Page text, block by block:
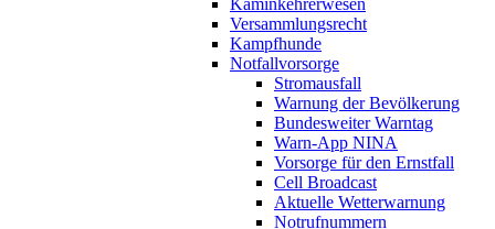
Kaminkehrerwesen
Versammlungsrecht
Kampfhunde
Notfallvorsorge
Stromausfall
Warnung der Bevölkerung
Bundesweiter Warntag
Warn-App NINA
Vorsorge für den Ernstfall
Cell Broadcast
Aktuelle Wetterwarnung
Notrufnummern